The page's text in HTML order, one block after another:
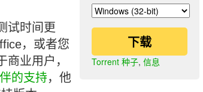
下载
Torrent 种子, 信息
试时间更
，或者您
业用户，
的支持，他